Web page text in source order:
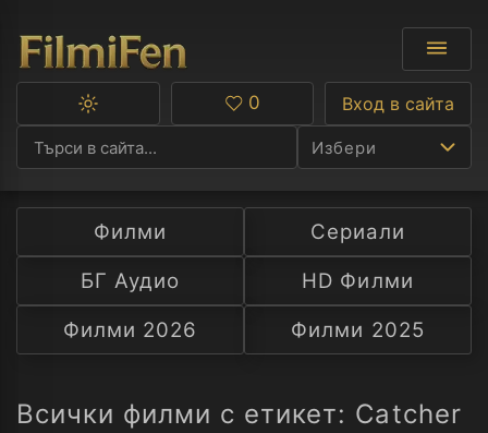
Избери
Ф
С
А
Превключване
тъмна
тема
Любими
0 Вход в сайта
Филми
Сериали
БГ Аудио
HD Филми
Филми 2026
Филми 2025
Всички филми с етикет: Catcher